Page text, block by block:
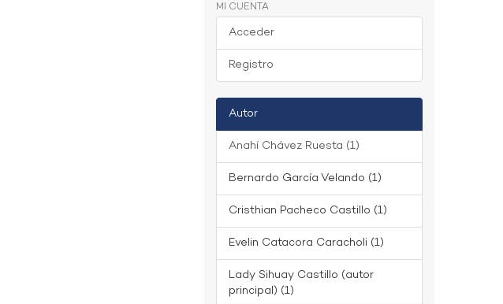
MI CUENTA
Acceder
Registro
Autor
Anahí Chávez Ruesta (1)
Bernardo García Velando (1)
Cristhian Pacheco Castillo (1)
Evelin Catacora Caracholi (1)
Lady Sihuay Castillo (autor
principal) (1)